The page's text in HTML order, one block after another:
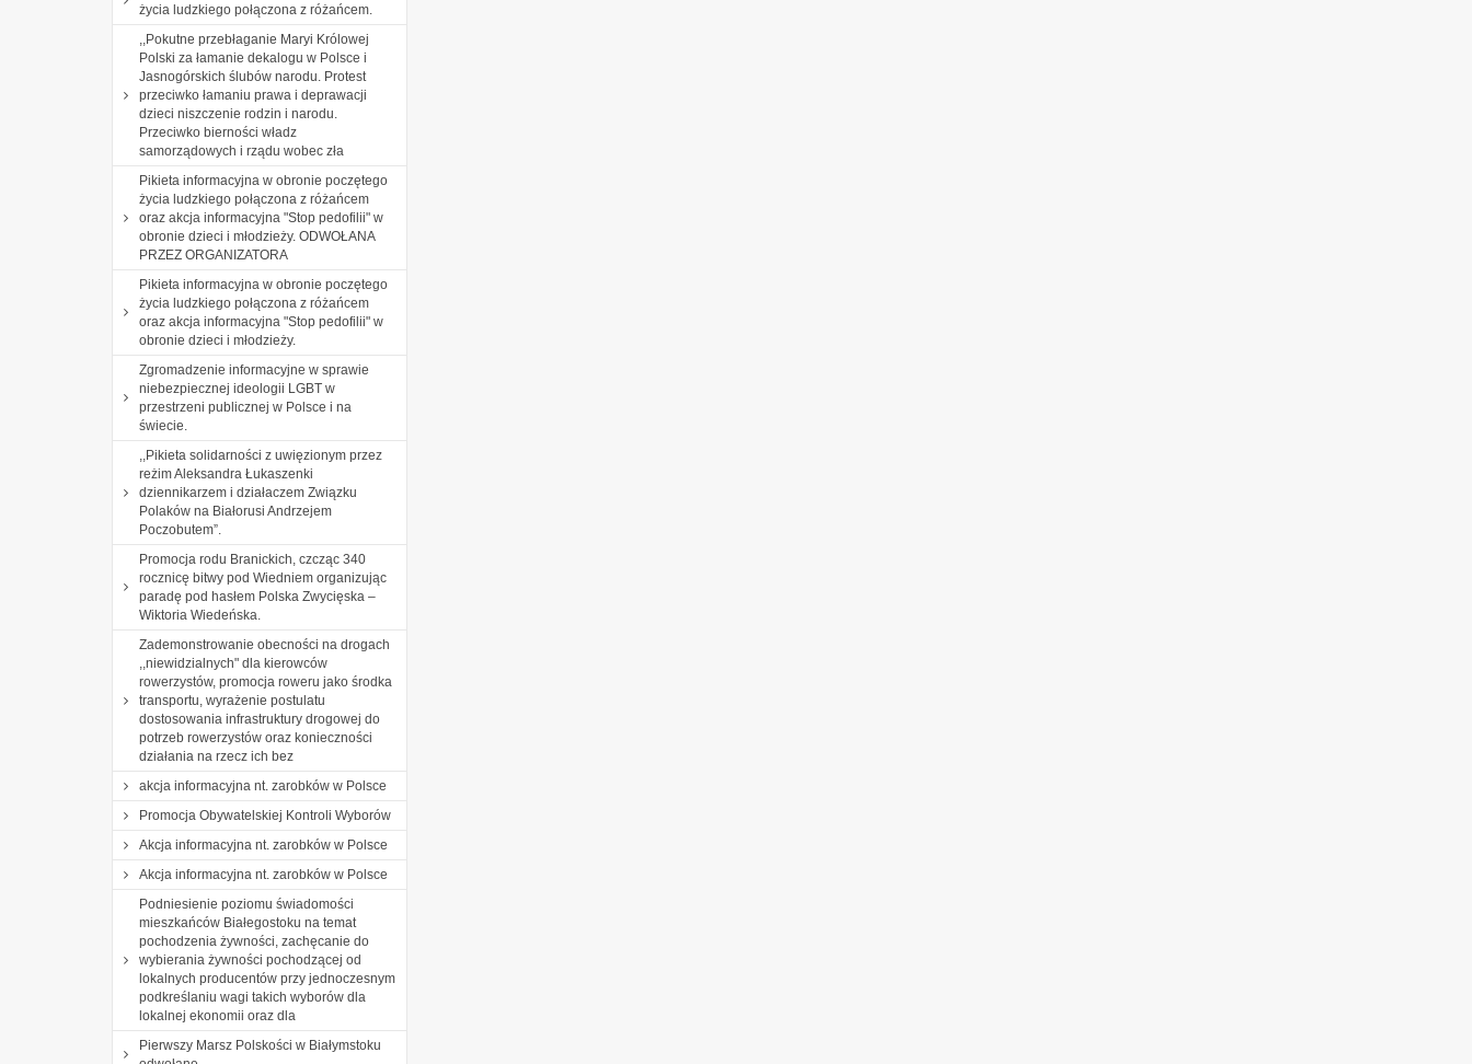
życia ludzkiego połączona z różańcem.
,,Pokutne przebłaganie Maryi Królowej
Polski za łamanie dekalogu w Polsce i
Jasnogórskich ślubów narodu. Protest
przeciwko łamaniu prawa i deprawacji
dzieci niszczenie rodzin i narodu.
Przeciwko bierności władz
samorządowych i rządu wobec zła
Pikieta informacyjna w obronie poczętego
życia ludzkiego połączona z różańcem
oraz akcja informacyjna "Stop pedofilii" w
obronie dzieci i młodzieży. ODWOŁANA
PRZEZ ORGANIZATORA
Pikieta informacyjna w obronie poczętego
życia ludzkiego połączona z różańcem
oraz akcja informacyjna "Stop pedofilii" w
obronie dzieci i młodzieży.
Zgromadzenie informacyjne w sprawie
niebezpiecznej ideologii LGBT w
przestrzeni publicznej w Polsce i na
świecie.
,,Pikieta solidarności z uwięzionym przez
reżim Aleksandra Łukaszenki
dziennikarzem i działaczem Związku
Polaków na Białorusi Andrzejem
Poczobutem”.
Promocja rodu Branickich, czcząc 340
rocznicę bitwy pod Wiedniem organizując
paradę pod hasłem Polska Zwycięska –
Wiktoria Wiedeńska.
Zademonstrowanie obecności na drogach
,,niewidzialnych" dla kierowców
rowerzystów, promocja roweru jako środka
transportu, wyrażenie postulatu
dostosowania infrastruktury drogowej do
potrzeb rowerzystów oraz konieczności
działania na rzecz ich bez
akcja informacyjna nt. zarobków w Polsce
Promocja Obywatelskiej Kontroli Wyborów
Akcja informacyjna nt. zarobków w Polsce
Akcja informacyjna nt. zarobków w Polsce
Podniesienie poziomu świadomości
mieszkańców Białegostoku na temat
pochodzenia żywności, zachęcanie do
wybierania żywności pochodzącej od
lokalnych producentów przy jednoczesnym
podkreślaniu wagi takich wyborów dla
lokalnej ekonomii oraz dla
Pierwszy Marsz Polskości w Białymstoku